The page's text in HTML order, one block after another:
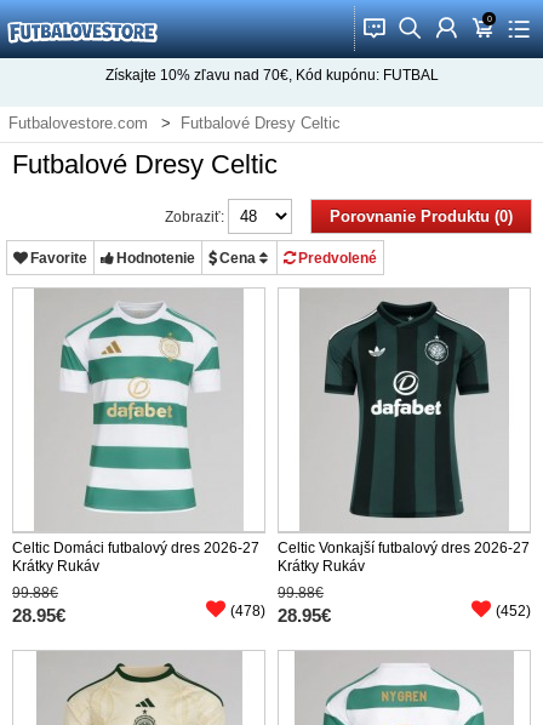
󰂱 󰂨 󰃳 0
󰃦 󰃖
Získajte 10%zľavu nad 70€, Kód kupónu: FUTBAL
Futbalovestore.com Futbalové Dresy Celtic
Futbalové Dresy Celtic
Porovnanie Produktu (0)
Zobraziť:
Favorite Hodnotenie Cena Predvolené
Celtic Domáci futbalový dres 2026-27
Krátky Rukáv
99.88€
28.95€ (478)
Celtic Vonkajší futbalový dres 2026-27
Krátky Rukáv
99.88€
28.95€ (452)